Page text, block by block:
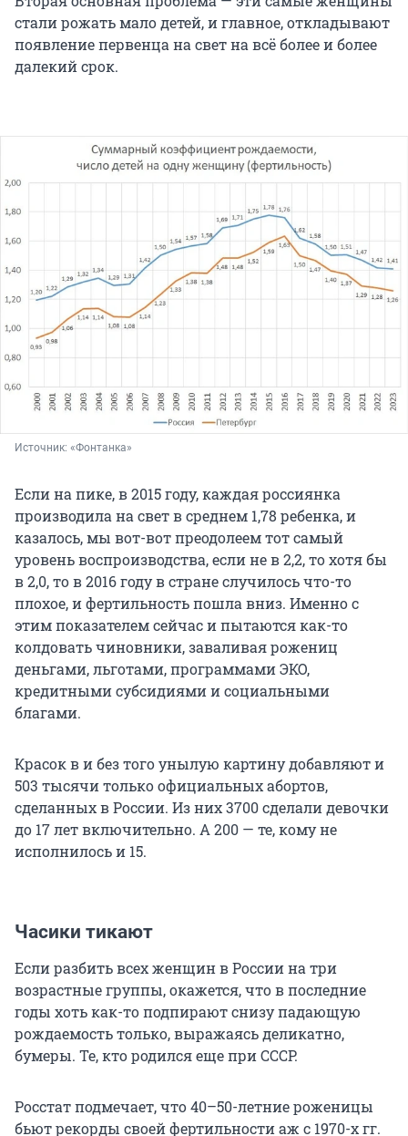
стали рожать мало детей, и главное, откладывают
появление первенца на свет на всё более и более
далекий срок.
Источник: «Фонтанка»
Если на пике, в 2015 году, каждая россиянка
производила на свет в среднем 1,78 ребенка, и
казалось, мы вот-вот преодолеем тот самый
уровень воспроизводства, если не в 2,2, то хотя бы
в 2,0, то в 2016 году в стране случилось что-то
плохое, и фертильность пошла вниз. Именно с
этим показателем сейчас и пытаются как-то
колдовать чиновники, заваливая рожениц
деньгами, льготами, программами ЭКО,
кредитными субсидиями и социальными
благами.
Красок в и без того унылую картину добавляют и
503 тысячи только официальных абортов,
сделанных в России. Из них 3700 сделали девочки
до 17 лет включительно. А 200 — те, кому не
исполнилось и 15.
Часики тикают
Если разбить всех женщин в России на три
возрастные группы, окажется, что в последние
годы хоть как-то подпирают снизу падающую
рождаемость только, выражаясь деликатно,
бумеры. Те, кто родился еще при СССР.
Росстат подмечает, что 40–50-летние роженицы
бьют рекорды своей фертильности аж с 1970-х гг.